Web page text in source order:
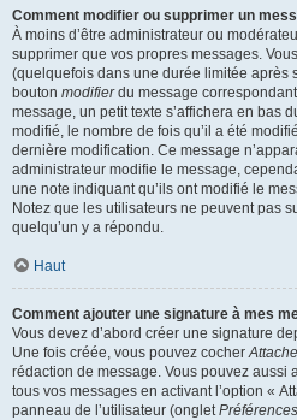
Comment modifier ou supprimer un
À moins d’être administrateur ou
supprimer que vos propres messages.
(quelquefois dans une durée limitée après
bouton modifierdu message
message, un petit texte s’affichera en bas
modifié, le nombre de fois qu’il a été
dernière modification. Ce message
administrateur modifie le message,
une note indiquant qu’ils ont modifié le
Notez que les utilisateurs ne peuvent pas
quelqu’un y a répondu.
Haut
Comment ajouter une signature à mes
Vous devez d’abord créer une signature
Une fois créée, vous pouvez cocher
rédaction de message. Vous pouvez aussi
tous vos messages en activant l’option «
panneau de l’utilisateur (onglet